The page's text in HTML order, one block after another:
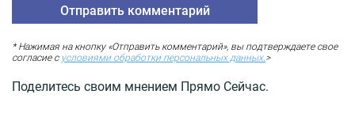
* Нажимая на кнопку «Отправить комментарий», вы подтверждаете свое
согласие с условиями обработки персональных данных.>
Поделитесь своим мнением Прямо Сейчас.